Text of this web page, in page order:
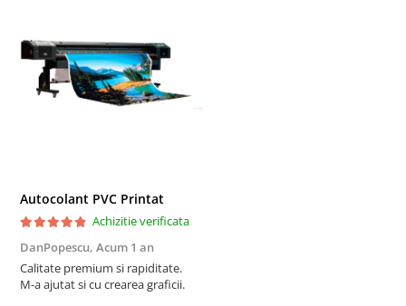
Autocolant PVC Printat
Achizitie verificata
DanPopescu, Acum 1 an
Calitate premium si rapiditate.
M-a ajutat si cu crearea graficii.